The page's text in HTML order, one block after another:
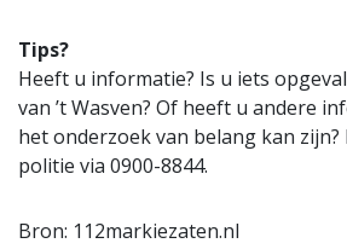
Tips?
Heeft u informatie? Is u iets
van ’t Wasven? Of heeft u andere
het onderzoek van belang kan zijn?
politie via 0900-8844.
Bron: 112markiezaten.nl